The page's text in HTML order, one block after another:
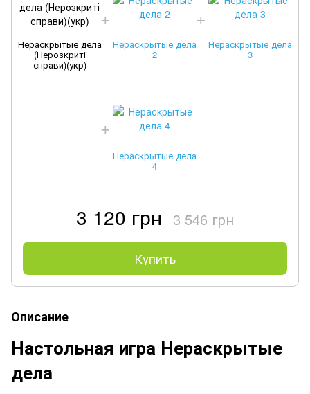
Нераскрытые дела
(Нерозкриті
справи)(укр)
Нераскрытые дела
2
Нераскрытые дела
3
Нераскрытые дела
4
3 120 грн 3 546 грн
Купить
Описание
Настольная игра Нераскрытые
дела